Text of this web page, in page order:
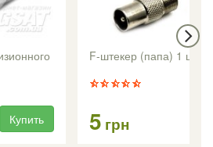
Купить
F-штекер (папа) 1 шт.
5 грн